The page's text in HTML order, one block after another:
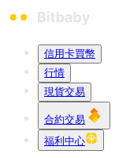
信用卡買幣
行情
現貨交易
合約交易
福利中心